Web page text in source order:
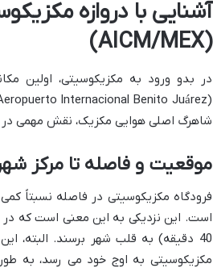
آشنایی با دروازه
(AICM/MEX)
در بدو ورود به مکزیکوسیتی، اولین
شاهرگ اصلی هوایی مکزیک، نقش مهمی در
موقعیت و فاصله تا مرکز
40 دقیقه) به قلب شهر برسند.
مکزیکوسیتی به اوج خود می رسد، به